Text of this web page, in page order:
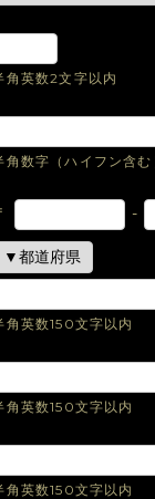
角英数2文字以内
角数字（ハイフン含む
-
角英数150文字以内
角英数150文字以内
角英数150文字以内